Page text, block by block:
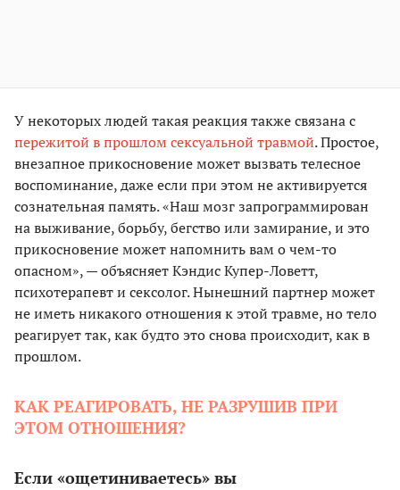
У некоторых людей такая реакция также связана с
пережитой в прошлом сексуальной травмой. Простое,
внезапное прикосновение может вызвать телесное
воспоминание, даже если при этом не активируется
сознательная память. «Наш мозг запрограммирован
на выживание, борьбу, бегство или замирание, и это
прикосновение может напомнить вам о чем-то
опасном», — объясняет Кэндис Купер-Ловетт,
психотерапевт и сексолог. Нынешний партнер может
не иметь никакого отношения к этой травме, но тело
реагирует так, как будто это снова происходит, как в
прошлом.
КАК РЕАГИРОВАТЬ, НЕ РАЗРУШИВ ПРИ
ЭТОМ ОТНОШЕНИЯ?
Если «ощетиниваетесь» вы